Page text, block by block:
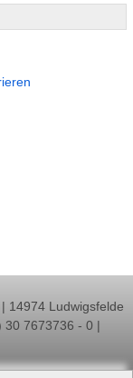
14974 Ludwigsfelde
30 7673736 - 0 |